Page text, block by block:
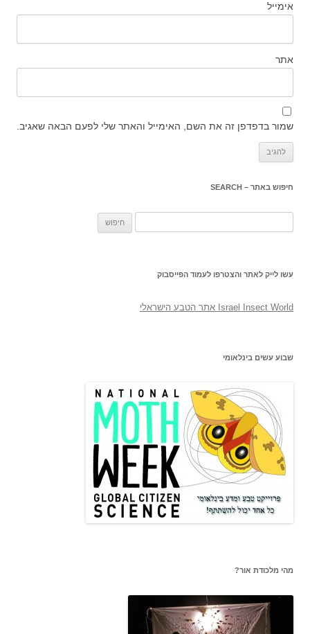
אימייל
אתר
שמור בדפדפן זה את השם, האימייל והאתר שלי לפעם הבאה שאגיב.
חיפוש באתר – SEARCH
עשו לייק לאתר והצטרפו לעמוד הפייסבוק
‎Israel Insect World אתר הטבע הישראלי‎
שבוע עשים בינלאומי
מהי מלכודת אור?